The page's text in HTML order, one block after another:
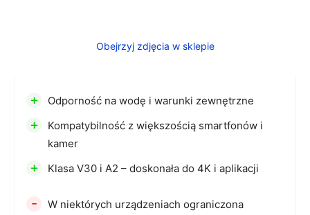
Obejrzyj zdjęcia w sklepie
+ Odporność na wodę i warunki zewnętrzne
+
Kompatybilność z większością smartfonów i
kamer
+ Klasa V30 i A2 – doskonała do 4K i aplikacji
-
W niektórych urządzeniach ograniczona